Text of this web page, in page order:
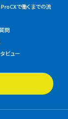
で働くまでの流
問
ビュー